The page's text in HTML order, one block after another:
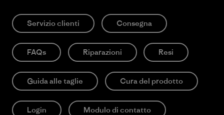
Servizio clienti Consegna
FAQs Riparazioni Resi
Guida alle taglie Cura del prodotto
Login Modulo di contatto